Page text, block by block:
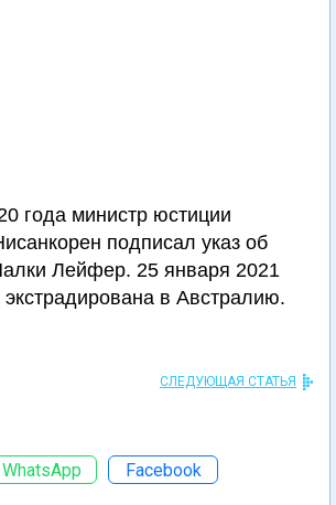
года министр юстиции
подписал указ об
Лейфер. 25 января 2021
в Австралию.
СЛЕДУЮЩАЯ СТАТЬЯ
WhatsApp Facebook